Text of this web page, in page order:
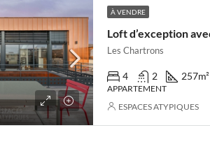
À VENDRE
Les Chartrons
4 2 257m²
APPARTEMENT
ESPACES ATYPIQUES